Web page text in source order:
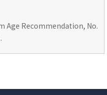
Age Recommendation, No.